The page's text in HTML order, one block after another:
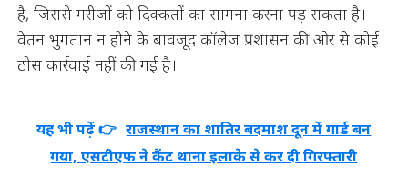
है, जिससे मरीजों को दिक्कतों का सामना करना पड़ सकता है।
वेतन भुगतान न होने के बावजूद कॉलेज प्रशासन की ओर से कोई
ठोस कार्रवाई नहीं की गई है।
यह भी पढ़ें 👉 राजस्थान का शातिर बदमाश दून में गार्ड बन
गया, एसटीएफ ने कैंट थाना इलाके से कर दी गिरफ्तारी